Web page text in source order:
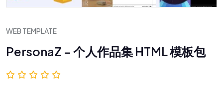
WEB TEMPLATE
PersonaZ – 个人作品集 HTML 模板包